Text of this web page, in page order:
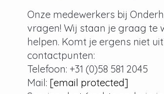
Onze medewerkers bij
vragen! Wij staan je graag te
helpen. Komt je ergens niet
contactpunten:
Telefoon: +31 (0)58 581 2045
Mail: [email protected]